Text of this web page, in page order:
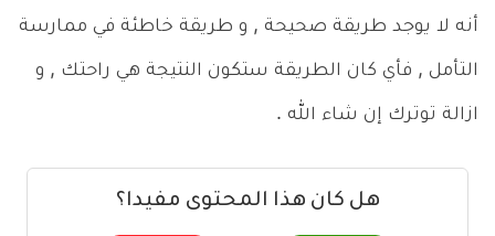
أنه لا يوجد طريقة صحيحة , و طريقة خاطئة في ممارسة
التأمل , فأي كان الطريقة ستكون النتيجة هي راحتك , و
ازالة توترك إن شاء الله .
هل كان هذا المحتوى مفيدا؟